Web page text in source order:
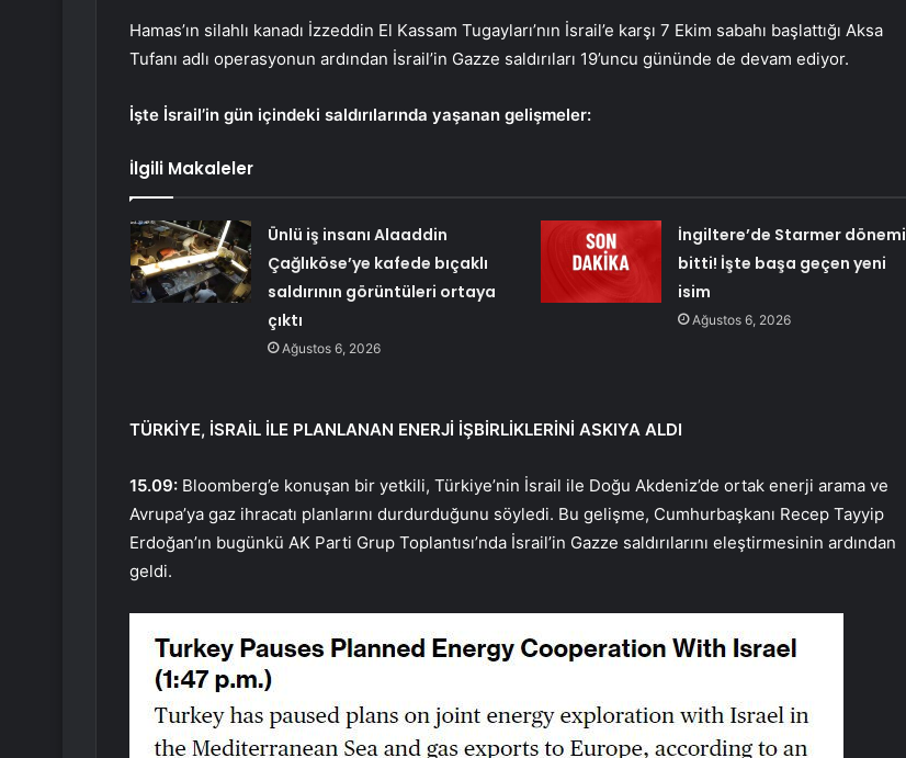
Hamas’ın silahlı kanadı İzzeddin El Kassam Tugayları’nın İsrail’e karşı 7 Ekim sabahı başlattığı Aksa
Tufanı adlı operasyonun ardından İsrail’in Gazze saldırıları 19’uncu gününde de devam ediyor.
İşte İsrail’in gün içindeki saldırılarında yaşanan gelişmeler:
İlgili Makaleler
Ünlü iş insanı Alaaddin
Çağlıköse’ye kafede bıçaklı
saldırının görüntüleri ortaya
çıktı
Ağustos 6, 2026
İngiltere’de Starmer dönemi
bitti! İşte başa geçen yeni
isim
Ağustos 6, 2026
TÜRKİYE, İSRAİL İLE PLANLANAN ENERJİ İŞBİRLİKLERİNİ ASKIYA ALDI
15.09: Bloomberg’e konuşan bir yetkili, Türkiye’nin İsrail ile Doğu Akdeniz’de ortak enerji arama ve
Avrupa’ya gaz ihracatı planlarını durdurduğunu söyledi. Bu gelişme, Cumhurbaşkanı Recep Tayyip
Erdoğan’ın bugünkü AK Parti Grup Toplantısı’nda İsrail’in Gazze saldırılarını eleştirmesinin ardından
geldi.